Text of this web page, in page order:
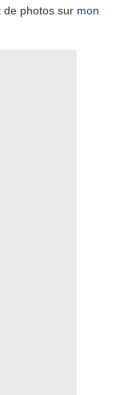
de photos sur mon